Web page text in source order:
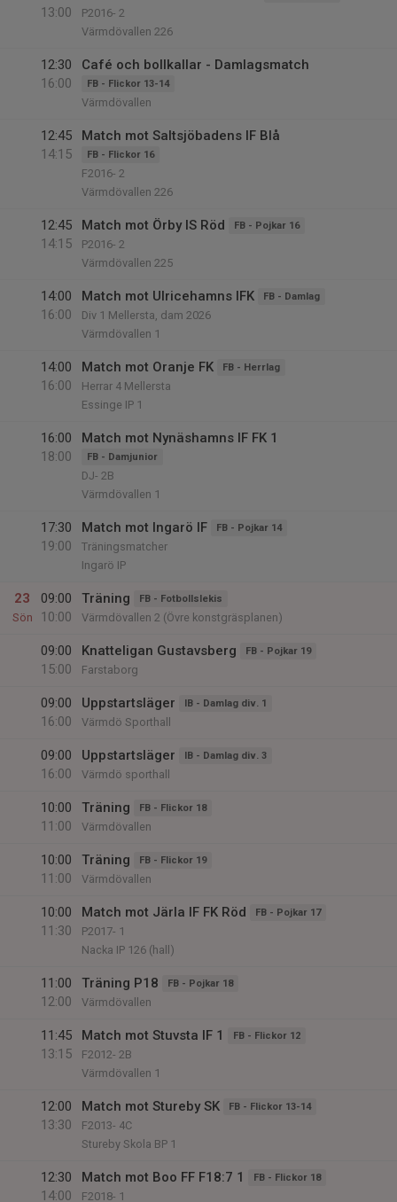
13:00
P2016- 2
Värmdövallen 226
12:30
16:00
Café och bollkallar - Damlagsmatch
FB - Flickor 13-14
Värmdövallen
12:45
14:15
Match mot Saltsjöbadens IF Blå
FB - Flickor 16
F2016- 2
Värmdövallen 226
12:45
14:15
Match mot Örby IS Röd FB - Pojkar 16
P2016- 2
Värmdövallen 225
14:00
16:00
Match mot Ulricehamns IFK FB - Damlag
Div 1 Mellersta, dam 2026
Värmdövallen 1
14:00
16:00
Match mot Oranje FK FB - Herrlag
Herrar 4 Mellersta
Essinge IP 1
16:00
18:00
Match mot Nynäshamns IF FK 1
FB - Damjunior
DJ- 2B
Värmdövallen 1
17:30
19:00
Match mot Ingarö IF FB - Pojkar 14
Träningsmatcher
Ingarö IP
23
Sön
09:00
10:00
Träning FB - Fotbollslekis
Värmdövallen 2 (Övre konstgräsplanen)
09:00
15:00
Knatteligan Gustavsberg FB - Pojkar 19
Farstaborg
09:00
16:00
Uppstartsläger IB - Damlag div. 1
Värmdö Sporthall
09:00
16:00
Uppstartsläger IB - Damlag div. 3
Värmdö sporthall
10:00
11:00
Träning FB - Flickor 18
Värmdövallen
10:00
11:00
Träning FB - Flickor 19
Värmdövallen
10:00
11:30
Match mot Järla IF FK Röd FB - Pojkar 17
P2017- 1
Nacka IP 126 (hall)
11:00
12:00
Träning P18 FB - Pojkar 18
Värmdövallen
11:45
13:15
Match mot Stuvsta IF 1 FB - Flickor 12
F2012- 2B
Värmdövallen 1
12:00
13:30
Match mot Stureby SK FB - Flickor 13-14
F2013- 4C
Stureby Skola BP 1
12:30
14:00
Match mot Boo FF F18:7 1 FB - Flickor 18
F2018- 1